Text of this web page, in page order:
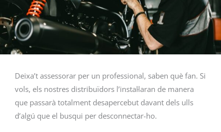
Deixa’t assessorar per un professional, saben què fan. Si
vols, els nostres distribuïdors l’instal·laran de manera
que passarà totalment desapercebut davant dels ulls
d’algú que el busqui per desconnectar-ho.